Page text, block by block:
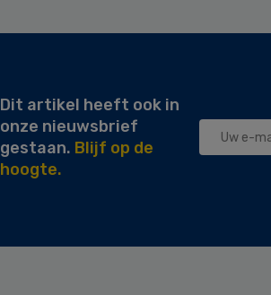
Dit artikel heeft ook in
onze nieuwsbrief
gestaan. Blijf op de
hoogte.